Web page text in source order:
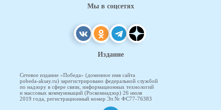
Мы в соцсетях
Издание
Сетевое издание «Победа» (доменное имя сайта
pobeda-aksay.ru) зарегистрировано федеральной службой
по надзору в сфере связи, информационных технологий
и массовых коммуникаций (Роскомнадзор) 26 июля
2019 года, регистрационный номер Эл № ФС77-76383